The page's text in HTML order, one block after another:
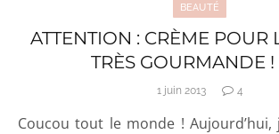
BEAUTÉ
ATTENTION : CRÈME POUR
TRÈS GOURMANDE
1 juin 2013 4
Coucou tout le monde ! Aujourd’hui,